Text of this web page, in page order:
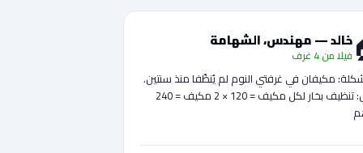
خالد — مهندس، الشهامة
فيلا من 4 غرف
مكيفان في غرفتي النوم لم يُنظّفا منذ سنتين.
الحل: تنظيف بخار لكل مكيف = 120 × 2 مكيف = 240